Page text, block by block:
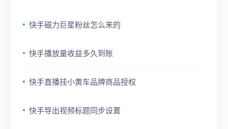
快手磁力巨星粉丝怎么来的
快手播放量收益多久到账
快手直播挂小黄车品牌商品授权
快手导出视频标题同步设置